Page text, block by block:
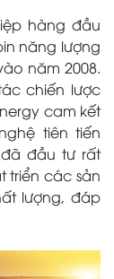
hàng đầu
năng lượng
năm 2008.
chiến lược
cam kết
tiên tiến
đầu tư rất
triển các sản
lượng, đáp